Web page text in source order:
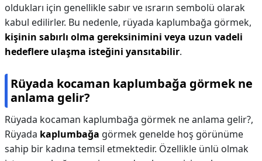
oldukları için genellikle sabır ve ısrarın sembolü olarak
kabul edilirler. Bu nedenle, rüyada kaplumbağa görmek,
kişinin sabırlı olma gereksinimini veya uzun vadeli
hedeflere ulaşma isteğini yansıtabilir.
Rüyada kocaman kaplumbağa görmek ne
anlama gelir?
Rüyada kocaman kaplumbağa görmek ne anlama gelir?,
Rüyada kaplumbağa görmek genelde hoş görünüme
sahip bir kadına temsil etmektedir. Özellikle ünlü olmak